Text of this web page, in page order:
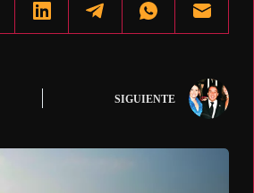
SIGUIENTE